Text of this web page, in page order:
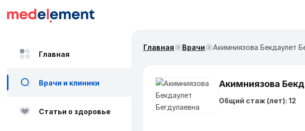
Главная
Врачи и клиники
Статьи о здоровье
Главная Врачи Акимниязова Бекдаулет
Акимниязова
Общий стаж (лет): 12